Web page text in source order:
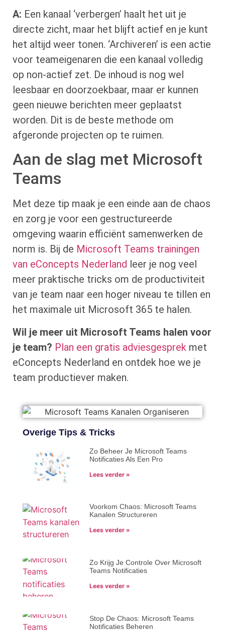
A: Een kanaal ‘verbergen’ haalt het uit je
directe zicht, maar het blijft actief en je kunt
het altijd weer tonen. ‘Archiveren’ is een actie
voor teameigenaren die een kanaal volledig
op non-actief zet. De inhoud is nog wel
leesbaar en doorzoekbaar, maar er kunnen
geen nieuwe berichten meer geplaatst
worden. Dit is de beste methode om
afgeronde projecten op te ruimen.
Aan de slag met Microsoft
Teams
Met deze tip maak je een einde aan de chaos
en zorg je voor een gestructureerde
omgeving waarin efficiënt samenwerken de
norm is. Bij de Microsoft Teams trainingen
van eConcepts Nederland leer je nog veel
meer praktische tricks om de productiviteit
van je team naar een hoger niveau te tillen en
het maximale uit Microsoft 365 te halen.
Wil je meer uit Microsoft Teams halen voor
je team? Plan een gratis adviesgesprek met
eConcepts Nederland en ontdek hoe we je
team productiever maken.
Overige Tips & Tricks
Zo Beheer Je Microsoft Teams
Notificaties Als Een Pro
Lees verder »
Voorkom Chaos: Microsoft Teams
Kanalen Structureren
Lees verder »
Zo Krijg Je Controle Over Microsoft
Teams Notificaties
Lees verder »
Stop De Chaos: Microsoft Teams
Notificaties Beheren